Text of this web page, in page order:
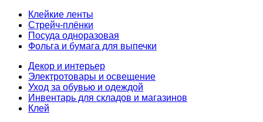
Клейкие ленты
Стрейч-плёнки
Посуда одноразовая
Фольга и бумага для выпечки
Декор и интерьер
Электротовары и освещение
Уход за обувью и одеждой
Инвентарь для складов и магазинов
Клей